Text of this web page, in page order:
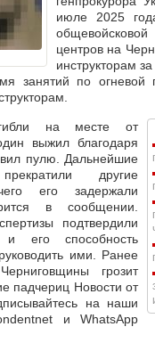
июле 2025
центров на
инструкторам
занятий по огневой
на месте от
выжил благодаря
пулю. Дальнейшие
другие
его задержали
в сообщении.
подтвердили
и его способность
ими. Ранее
грозит
падчериц Новости от
на наши
и WhatsApp